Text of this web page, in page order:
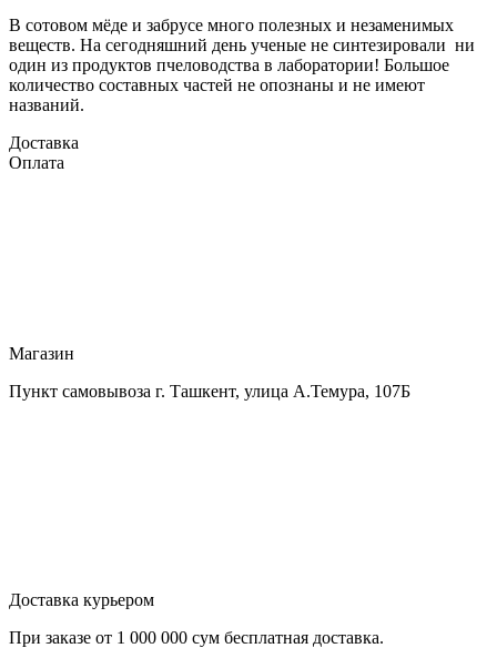
В сотовом мёде и забрусе много полезных и незаменимых
веществ. На сегодняшний день ученые не синтезировали ни
один из продуктов пчеловодства в лаборатории! Большое
количество составных частей не опознаны и не имеют
названий.
Доставка
Оплата
Магазин
Пункт самовывоза г. Ташкент, улица А.Темура, 107Б
Доставка курьером
При заказе от 1 000 000 сум бесплатная доставка.